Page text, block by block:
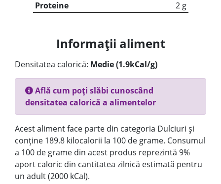
Proteine
2 g
Informații aliment
Densitatea calorică: Medie (1.9kCal/g)
Află cum poți slăbi cunoscând
densitatea calorică a alimentelor
Acest aliment face parte din categoria Dulciuri și
conține 189.8 kilocalorii la 100 de grame. Consumul
a 100 de grame din acest produs reprezintă 9%
aport caloric din cantitatea zilnică estimată pentru
un adult (2000 kCal).